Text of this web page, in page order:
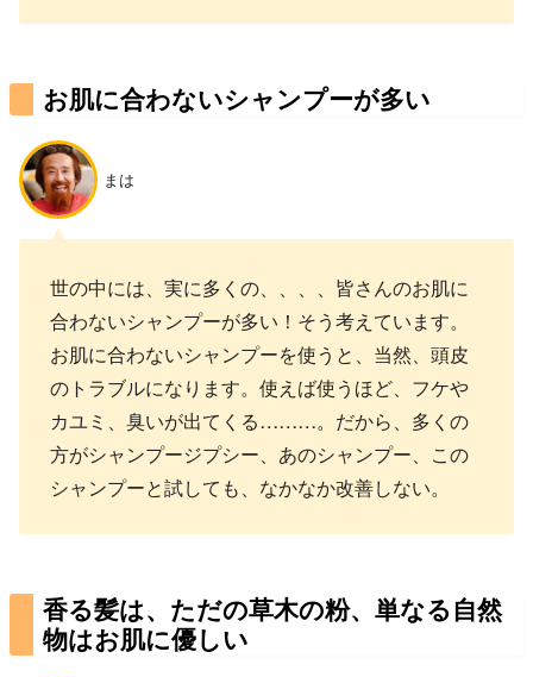
お肌に合わないシャンプーが多い
まは
世の中には、実に多くの、、、、皆さんのお肌に
合わないシャンプーが多い！そう考えています。
お肌に合わないシャンプーを使うと、当然、頭皮
のトラブルになります。使えば使うほど、フケや
カユミ、臭いが出てくる………。だから、多くの
方がシャンプージプシー、あのシャンプー、この
シャンプーと試しても、なかなか改善しない。
香る髪は、ただの草木の粉、単なる自然
物はお肌に優しい